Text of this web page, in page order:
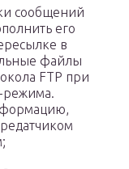
сообщений
его
в
файлы
FTP при
режима.